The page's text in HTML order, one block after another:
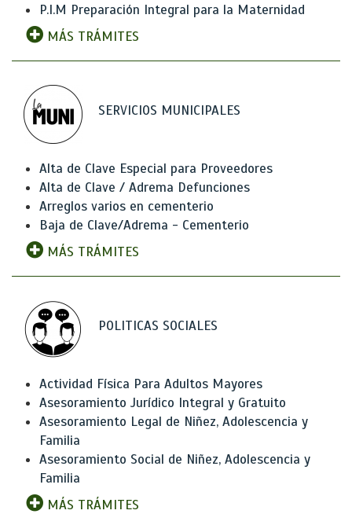
P.I.M Preparación Integral para la Maternidad
MÁS TRÁMITES
SERVICIOS MUNICIPALES
Alta de Clave Especial para Proveedores
Alta de Clave / Adrema Defunciones
Arreglos varios en cementerio
Baja de Clave/Adrema - Cementerio
MÁS TRÁMITES
POLITICAS SOCIALES
Actividad Física Para Adultos Mayores
Asesoramiento Jurídico Integral y Gratuito
Asesoramiento Legal de Niñez, Adolescencia y
Familia
Asesoramiento Social de Niñez, Adolescencia y
Familia
MÁS TRÁMITES